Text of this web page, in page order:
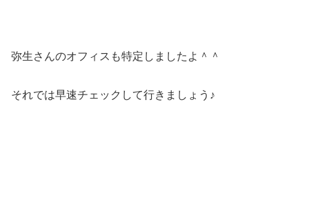
弥生さんのオフィスも特定しましたよ＾＾
それでは早速チェックして行きましょう♪